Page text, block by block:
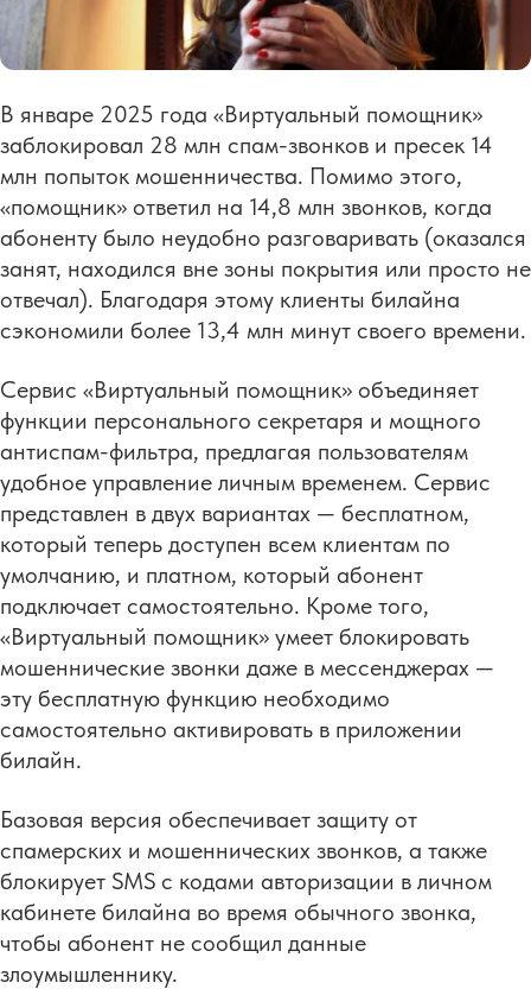
В январе 2025 года «Виртуальный помощник»
заблокировал 28 млн спам-звонков и пресек 14
млн попыток мошенничества. Помимо этого,
«помощник» ответил на 14,8 млн звонков, когда
абоненту было неудобно разговаривать (оказался
занят, находился вне зоны покрытия или просто не
отвечал). Благодаря этому клиенты билайна
сэкономили более 13,4 млн минут своего времени.
Сервис «Виртуальный помощник» объединяет
функции персонального секретаря и мощного
антиспам-фильтра, предлагая пользователям
удобное управление личным временем. Сервис
представлен в двух вариантах — бесплатном,
который теперь доступен всем клиентам по
умолчанию, и платном, который абонент
подключает самостоятельно. Кроме того,
«Виртуальный помощник» умеет блокировать
мошеннические звонки даже в мессенджерах —
эту бесплатную функцию необходимо
самостоятельно активировать в приложении
билайн.
Базовая версия обеспечивает защиту от
спамерских и мошеннических звонков, а также
блокирует SMS с кодами авторизации в личном
кабинете билайна во время обычного звонка,
чтобы абонент не сообщил данные
злоумышленнику.